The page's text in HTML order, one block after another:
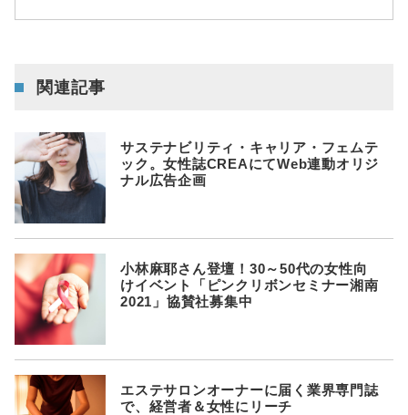
関連記事
サステナビリティ・キャリア・フェムテ
ック。女性誌CREAにてWeb連動オリジ
ナル広告企画
小林麻耶さん登壇！30～50代の女性向
けイベント「ピンクリボンセミナー湘南
2021」協賛社募集中
エステサロンオーナーに届く業界専門誌
で、経営者＆女性にリーチ